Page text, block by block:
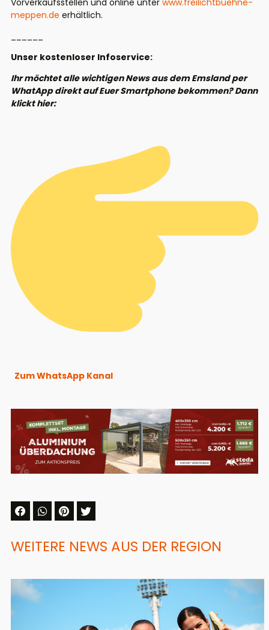
Vorverkaufsstellen und online unter www.freilichtbuehne-
meppen.de erhältlich.
Unser kostenloser Infoservice:
Ihr möchtet alle wichtigen News aus dem Emsland per
WhatApp direkt auf Euer Smartphone bekommen? Dann
klickt hier:
Zum WhatsApp Kanal
WEITERE NEWS AUS DER REGION